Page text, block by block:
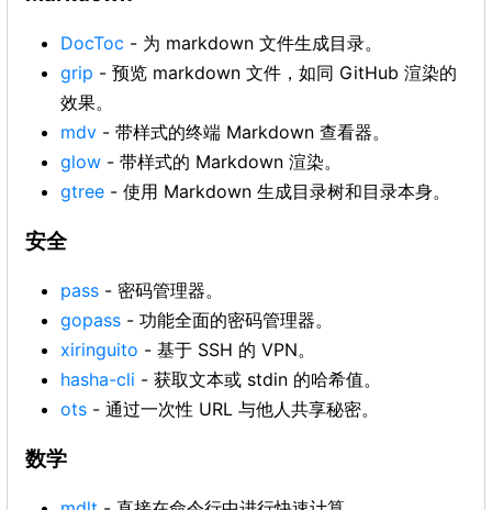
DocToc - 为 markdown 文件生成目录。
grip - 预览 markdown 文件，如同 GitHub 渲染的
效果。
mdv - 带样式的终端 Markdown 查看器。
glow - 带样式的 Markdown 渲染。
gtree - 使用 Markdown 生成目录树和目录本身。
安全
pass - 密码管理器。
gopass - 功能全面的密码管理器。
xiringuito - 基于 SSH 的 VPN。
hasha-cli - 获取文本或 stdin 的哈希值。
ots - 通过一次性 URL 与他人共享秘密。
数学